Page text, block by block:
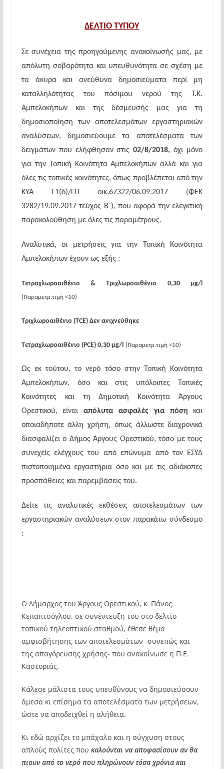
ΔΕΛΤΙΟ ΤΥΠΟΥ
Σε συνέχεια της προηγούμενης ανακοίνωσής μας, με
απόλυτη σοβαρότητα και υπευθυνότητα σε σχέση με
τα άκυρα και ανεύθυνα δημοσιεύματα περί μη
καταλληλότητας του πόσιμου νερού της Τ.Κ.
Αμπελοκήπων και της δέσμευσής μας για τη
δημοσιοποίηση των αποτελεσμάτων εργαστηριακών
αναλύσεων, δημοσιεύουμε τα αποτελέσματα των
δειγμάτων που ελήφθησαν στις02/8/2018,όχι μόνο
για την Τοπική Κοινότητα Αμπελοκήπων αλλά και για
όλες τις τοπικές κοινότητες, όπως προβλέπεται από την
ΚΥΑ Γ1(δ)/ΓΠ οικ.67322/06.09.2017 (ΦΕΚ
3282/19.09.2017 τεύχος Β΄), που αφορά την ελεγκτική
παρακολούθηση με όλες τις παραμέτρους.
Αναλυτικά, οι μετρήσεις για την Τοπική Κοινότητα
Αμπελοκήπων έχουν ως εξής :
Τετραχλωροαιθένιο & Τριχλωροαιθένιο 0,30 μg/
(Παραμετρ.τιμή <10)
Τριχλωροαιθένιο (TCE) Δεν ανιχνεύθηκε
Τετραχλωροαιθένιο (PCE) 0,30 μg/l (Παραμετρ.τιμή <10)
Ως εκ τούτου, το νερό τόσο στην Τοπική Κοινότητα
Αμπελοκήπων, όσο και στις υπόλοιπες Τοπικές
Κοινότητες και τη Δημοτική Κοινότητα Άργους
Ορεστικού, είναιαπόλυτα ασφαλές για πόση και
οποιαδήποτε άλλη χρήση, όπως άλλωστε διαχρονικά
διασφαλίζει ο Δήμος Άργους Ορεστικού, τόσο με τους
συνεχείς ελέγχους του από επώνυμα από τον ΕΣΥΔ
πιστοποιημένα εργαστήρια όσο και με τις αδιάκοπες
προσπάθειες και παρεμβάσεις του.
Δείτε τις αναλυτικές εκθέσεις αποτελεσμάτων των
εργαστηριακών αναλύσεων στον παρακάτω σύνδεσμο
:
Ο Δήμαρχος του Άργους Ορεστικού, κ. Πάνος
Κεπαπτσόγλου, σε συνέντευξη του στο δελτίο
τοπικού τηλεοπτικού σταθμού, έθεσε θέμα
αμφισβήτησης των αποτελεσμάτων -συνεπώς και
της απαγόρευσης χρήσης- που ανακοίνωσε η Π.Ε.
Καστοριάς.
Κάλεσε μάλιστα τους υπευθύνους να δημοσιεύσουν
άμεσα κι επίσημα τα αποτελέσματα των μετρήσεων,
ώστε να αποδειχθεί η αλήθεια.
Κι εδώ αρχίζει το μπάχαλο και η σύγχυση στους
απλούς πολίτες που καλούνται να αποφασίσουν αν θα
πιουν από το νερό που πληρώνουν τόσα χρόνια και